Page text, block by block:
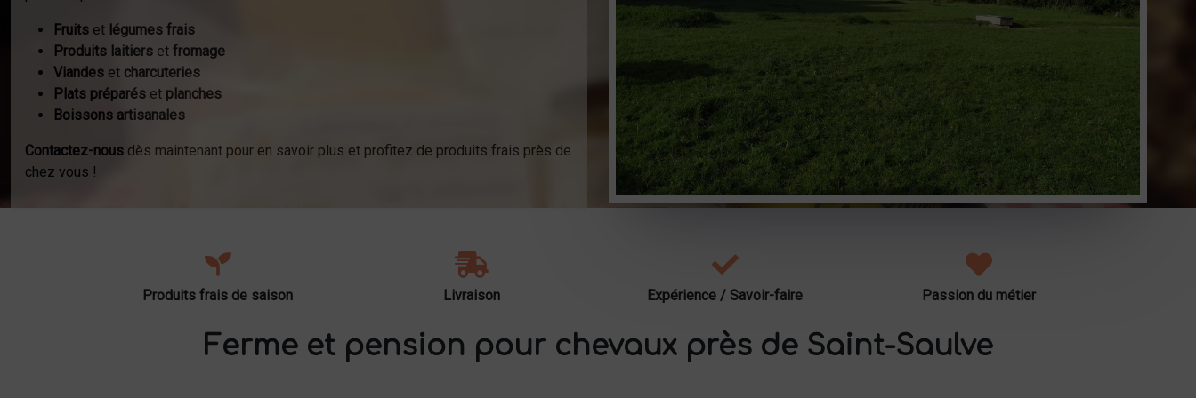
Fruits et légumes frais
Produits laitiers et fromage
Viandes et charcuteries
Plats préparés et planches
Boissons artisanales
Contactez-nous dès maintenant pour en savoir plus et profitez de produits frais près de
chez vous !
Produits frais de saison Livraison Expérience / Savoir-faire Passion du métier
Ferme et pension pour chevaux près de Saint-Saulve